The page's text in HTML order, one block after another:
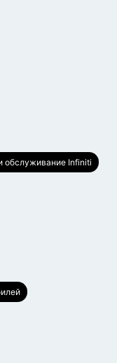
обслуживание Infiniti